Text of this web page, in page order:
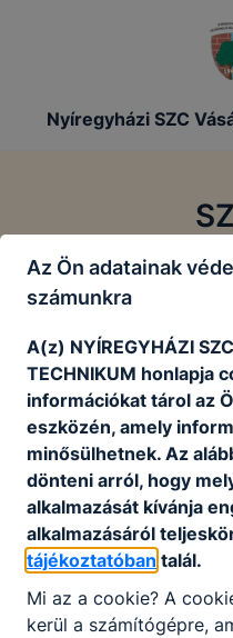
Nyíregyházi SZC
Szervezeti és
Az Ön adatainak
számunkra
A(z) NYÍREGYHÁZI
TECHNIKUM honlapja
információkat tárol az
eszközén, amely
minősülhetnek. Az
dönteni arról, hogy
alkalmazását kívánja
alkalmazásáról
tájékoztatóban talál.
Mi az a cookie? A
kerül a számítógépre,